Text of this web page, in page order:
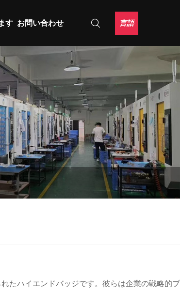
す お問い合わせ 言語
たハイエンドバッジです。彼らは企業の戦略的ブ